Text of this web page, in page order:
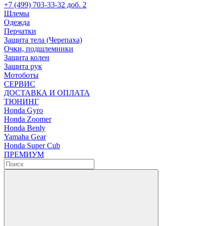
+7 (499) 703-33-32 доб. 2
Шлемы
Одежда
Перчатки
Защита тела (Черепаха)
Очки, подшлемники
Защита колен
Защита рук
Мотоботы
СЕРВИС
ДОСТАВКА И ОПЛАТА
ТЮНИНГ
Honda Gyro
Honda Zoomer
Honda Benly
Yamaha Gear
Honda Super Cub
ПРЕМИУМ